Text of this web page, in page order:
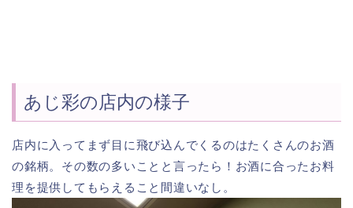
あじ彩の店内の様子
店内に入ってまず目に飛び込んでくるのはたくさんのお酒
の銘柄。その数の多いことと言ったら！お酒に合ったお料
理を提供してもらえること間違いなし。